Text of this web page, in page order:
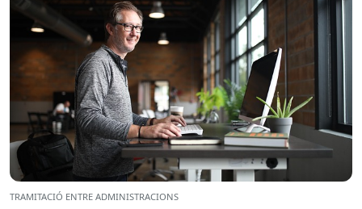
TRAMITACIÓ ENTRE ADMINISTRACIONS